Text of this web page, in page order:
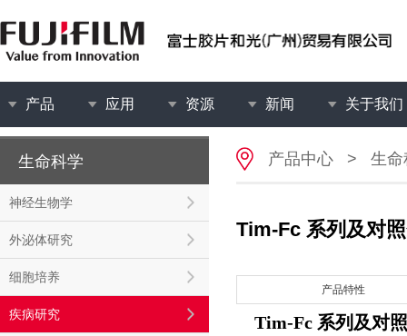
产品 应用 资源 新闻 关于我们
生命科学
神经生物学
外泌体研究
细胞培养
疾病研究
产品中心 > 生命
Tim-Fc 系列及对
产品特性
Tim-Fc 系列及对